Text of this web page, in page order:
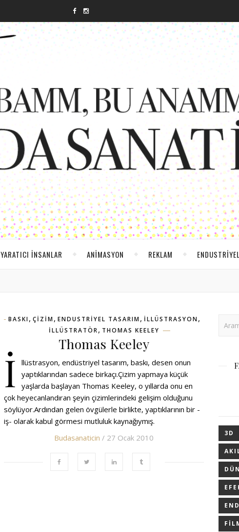
YARATICI INSANLAR ANIMASYON REKLAM
BASKI, ÇIZIM, ENDUSTRIYEL TASARIM, ILLÜSTRASYON,
ILLÜSTRATÖR, THOMAS KEELEY
Thomas Keeley
İ
llüstrasyon, endüstriyel tasarım, baskı, desen onun
yaptıklarından sadece birkaçı.Çizim yapmaya küçük
yaşlarda başlayan Thomas Keeley, o yıllarda onu en
çok heyecanlandıran şeyin çizimlerindeki gelişim olduğunu
söylüyor.Ardından gelen övgülerle birlikte, yaptıklarının bir -
iş- olarak kabul görmesi mutluluk kaynağıymış.
Budasanaticin / 27 Ocak 2010 3D